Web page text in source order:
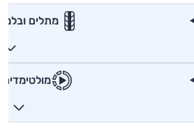
מתלים ובלמים
מולטימדיה